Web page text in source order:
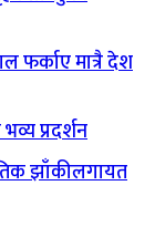
फर्काए मात्रै देश
प्रदर्शन
झाँकीलगायत